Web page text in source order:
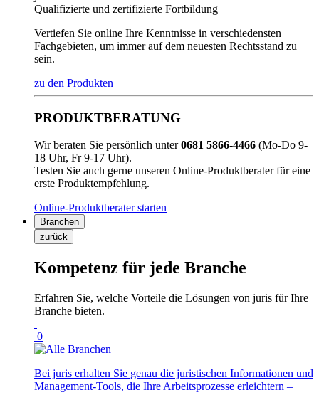
Qualifizierte und zertifizierte Fortbildung
Vertiefen Sie online Ihre Kenntnisse in verschiedensten
Fachgebieten, um immer auf dem neuesten Rechtsstand zu
sein.
zu den Produkten
PRODUKTBERATUNG
Wir beraten Sie persönlich unter0681 5866-4466 (Mo-Do 9-
18 Uhr, Fr 9-17 Uhr).
Testen Sie auch gerne unseren Online-Produktberater für eine
erste Produktempfehlung.
Online-Produktberater starten
Branchen
zurück
Kompetenz für jede Branche
Erfahren Sie, welche Vorteile die Lösungen von juris für Ihre
Branche bieten.
0
Bei juris erhalten Sie genau die juristischen Informationen und
Management-Tools, die Ihre Arbeitsprozesse erleichtern –